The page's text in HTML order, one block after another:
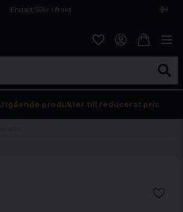
Endast 59kr i frakt
produkter till reducerat pris